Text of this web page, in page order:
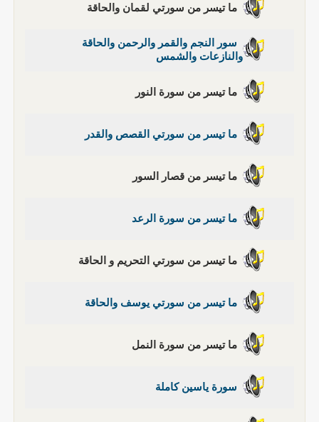
ما تيسر من سورتي لقمان والحاقة
سور النجم والقمر والرحمن والحاقة
والنازعات والشمس
ما تيسر من سورة النور
ما تيسر من سورتي القصص والقدر
ما تيسر من قصار السور
ما تيسر من سورة الرعد
ما تيسر من سورتي التحريم و الحاقة
ما تيسر من سورتي يوسف والحاقة
ما تيسر من سورة النمل
سورة ياسين كاملة